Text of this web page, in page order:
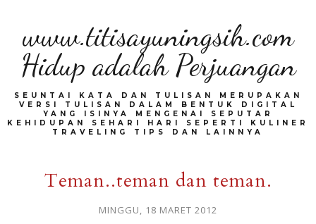
www.titisayuningsih.com
Hidup adalah Perjuangan
SEUNTAI KATA DAN TULISAN MERUPAKAN
VERSI TULISAN DALAM BENTUK DIGITAL
YANG ISINYA MENGENAI SEPUTAR
KEHIDUPAN SEHARI HARI SEPERTI KULINER
TRAVELING TIPS DAN LAINNYA
Teman..teman dan teman.
MINGGU, 18 MARET 2012